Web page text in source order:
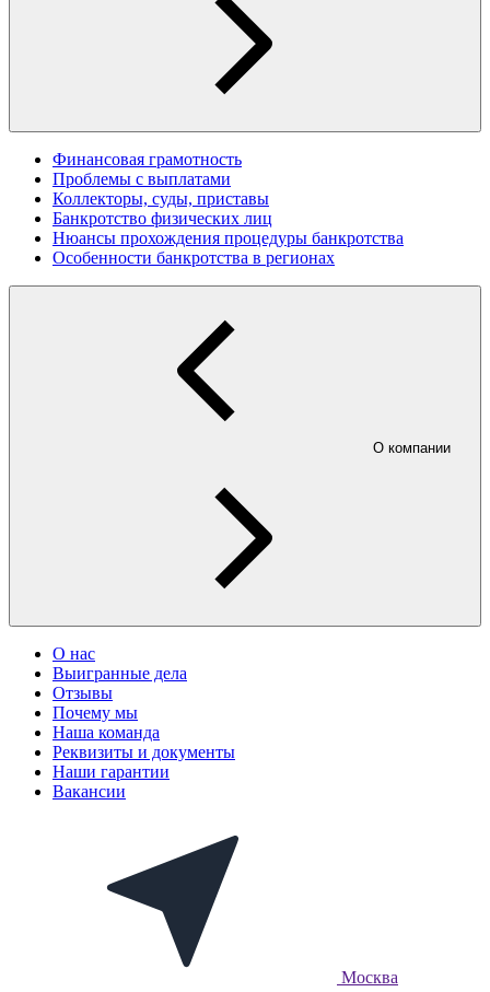
Финансовая грамотность
Проблемы с выплатами
Коллекторы, суды, приставы
Банкротство физических лиц
Нюансы прохождения процедуры банкротства
Особенности банкротства в регионах
О компании
О нас
Выигранные дела
Отзывы
Почему мы
Наша команда
Реквизиты и документы
Наши гарантии
Вакансии
Москва